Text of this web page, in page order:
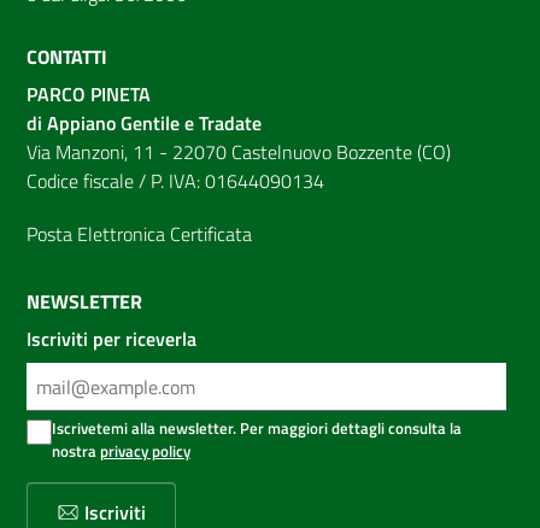
CONTATTI
PARCO PINETA
di Appiano Gentile e Tradate
Via Manzoni, 11 - 22070 Castelnuovo Bozzente (CO)
Codice fiscale / P. IVA: 01644090134
Posta Elettronica Certificata
NEWSLETTER
Iscriviti per riceverla
Iscrivetemi alla newsletter. Per maggiori dettagli consulta la
nostraprivacy policy
Iscriviti